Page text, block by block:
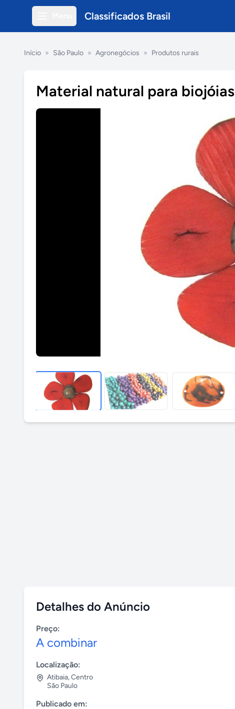
Classificados Brasil
Início » São Paulo » Agronegócios » Produtos rurais
Material natural para
Detalhes do Anúncio
Preço:
A combinar
Localização:
Atibaia,Centro
São Paulo
Publicado em: